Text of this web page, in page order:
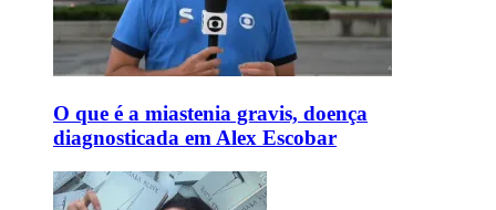
O que é a miastenia gravis, doença
diagnosticada em Alex Escobar